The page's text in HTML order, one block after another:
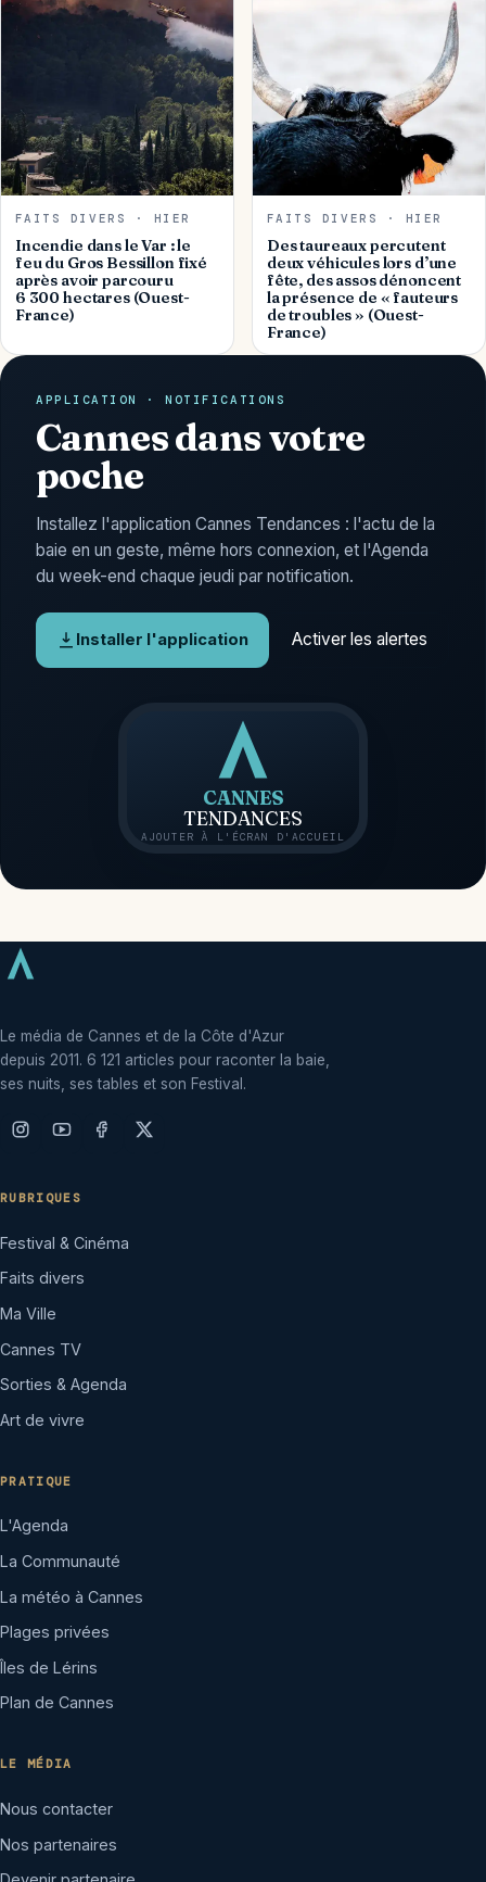
FAITS DIVERS · HIER
Incendie dans le Var : le
feu du Gros Bessillon fixé
après avoir parcouru
6 300 hectares (Ouest-
France)
FAITS DIVERS · HIER
Des taureaux percutent
deux véhicules lors d’une
fête, des assos dénoncent
la présence de « fauteurs
de troubles » (Ouest-
France)
APPLICATION · NOTIFICATIONS
Cannes dans votre
poche
Installez l'application Cannes Tendances : l'actu de la
baie en un geste, même hors connexion, et l'Agenda
du week-end chaque jeudi par notification.
Installer l'application Activer les alertes
CANNES
TENDANCES
AJOUTER À L'ÉCRAN D'ACCUEIL
Le média de Cannes et de la Côte d'Azur
depuis 2011. 6 121 articles pour raconter la baie,
ses nuits, ses tables et son Festival.
RUBRIQUES
Festival & Cinéma
Faits divers
Ma Ville
Cannes TV
Sorties & Agenda
Art de vivre
PRATIQUE
L'Agenda
La Communauté
La météo à Cannes
Plages privées
Îles de Lérins
Plan de Cannes
LE MÉDIA
Nous contacter
Nos partenaires